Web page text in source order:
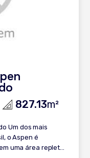
827.13m²
o Aspen é
uma área repleta